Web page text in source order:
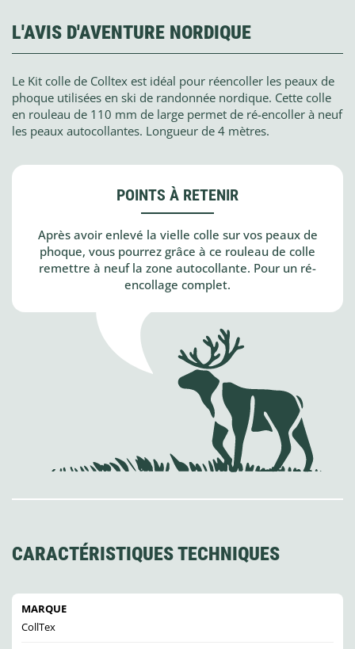
L'AVIS D'AVENTURE NORDIQUE
Le Kit colle de Colltex est idéal pour réencoller les peaux de
phoque utilisées en ski de randonnée nordique. Cette colle
en rouleau de 110 mm de large permet de ré-encoller à neuf
les peaux autocollantes. Longueur de 4 mètres.
POINTS À RETENIR
Après avoir enlevé la vielle colle sur vos peaux de
phoque, vous pourrez grâce à ce rouleau de colle
remettre à neuf la zone autocollante. Pour un ré-
encollage complet.
CARACTÉRISTIQUES TECHNIQUES
MARQUE
CollTex